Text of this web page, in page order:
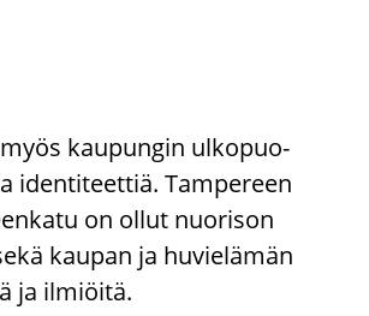
kau­pun­gin ul­ko­puo­
iden­ti­teet­tiä. Tam­pe­reen
on ollut nuo­ri­son
kau­pan ja hu­vie­lä­män
ja il­miöi­tä.